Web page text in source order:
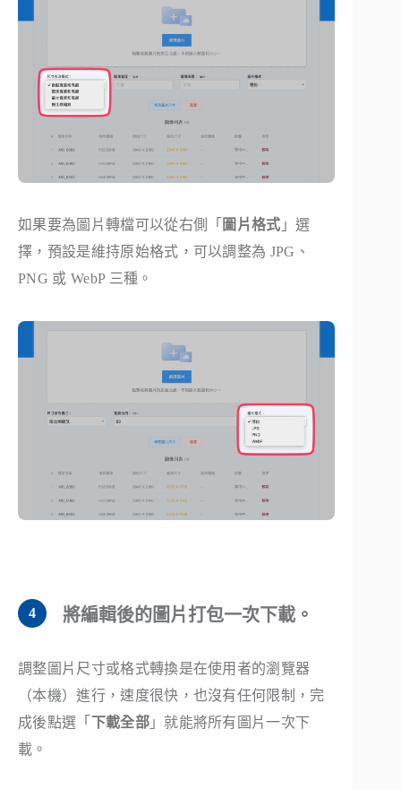
如果要為圖片轉檔可以從右側「 圖片格式 」選
擇，預設是維持原始格式，可以調整為 JPG、
PNG 或 WebP 三種。
將編輯後的圖片打包一次下載。
調整圖片尺寸或格式轉換是在使用者的瀏覽器
（本機）進行，速度很快，也沒有任何限制，完
成後點選「 下載全部」就能將所有圖片一次下
載。